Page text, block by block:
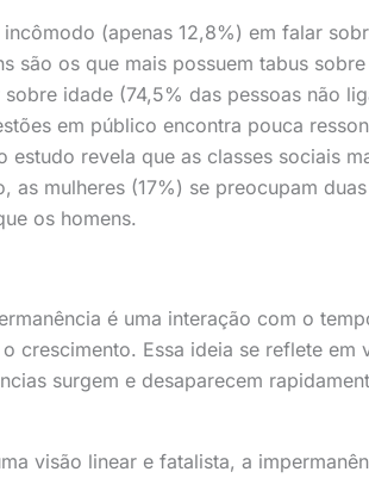
(apenas 12,8%) em falar
são os que mais possuem tabus
idade (74,5% das pessoas não
em público encontra pouca
estudo revela que as classes sociais
as mulheres (17%) se preocupam
os homens.
é uma interação com o
crescimento. Essa ideia se reflete
surgem e desaparecem
visão linear e fatalista, a